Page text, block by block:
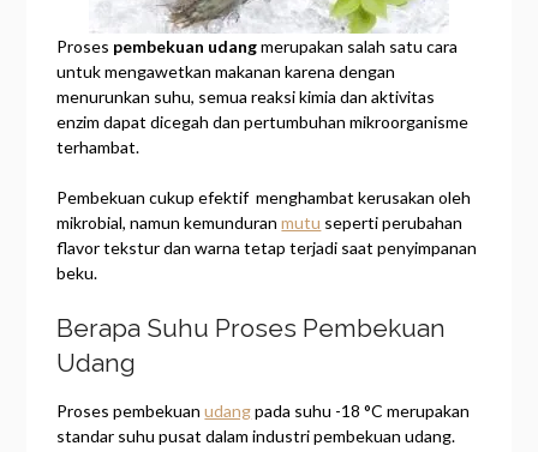
Proses pembekuan udangmerupakan salah satu cara
untuk mengawetkan makanan karena dengan
menurunkan suhu, semua reaksi kimia dan aktivitas
enzim dapat dicegah dan pertumbuhan mikroorganisme
terhambat.
Pembekuan cukup efektif menghambat kerusakan oleh
mikrobial, namun kemunduranmutu seperti perubahan
flavor tekstur dan warna tetap terjadi saat penyimpanan
beku.
Berapa Suhu Proses Pembekuan
Udang
Proses pembekuanudangpada suhu -18 °C merupakan
standar suhu pusat dalam industri pembekuan udang.